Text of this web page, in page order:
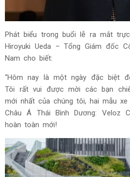
Phát biểu trong buổi lễ ra mắt
Hiroyuki Ueda – Tổng Giám đốc
Nam cho biết:
“Hôm nay là một ngày đặc biệt
Tôi rất vui được mời các bạn
mới nhất của chúng tôi, hai mẫu
Châu Á Thái Bình Dương: Veloz
hoàn toàn mới!